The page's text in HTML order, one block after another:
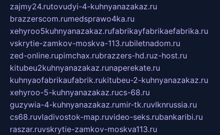
zajmy24.rutovudyi-4-kuhnyanazakaz.ru
brazzerscom.rumedsprawo4ka.ru
xehyroo5kuhnyanazakaz.rufabrikayfabrikaefabrika.ru
vskrytie-zamkov-moskva-113.rubiletnadom.ru
zed-online.rupimchax.rubrazzers-hd.ruz-host.ru
kitubeu2kuhnyanazakaz.runaperekate.ru
kuhnyaofabrikaufabrik.rukitubeu-2-kuhnyanazakaz.ru
xehyroo-5-kuhnyanazakaz.rucs-68.ru
guzywia-4-kuhnyanazakaz.rumir-tk.ruvlknrussia.ru
cs68.ruvladivostok-map.ruvideo-seks.rubankaribi.ru
raszar.ruvskrytie-zamkov-moskva113.ru